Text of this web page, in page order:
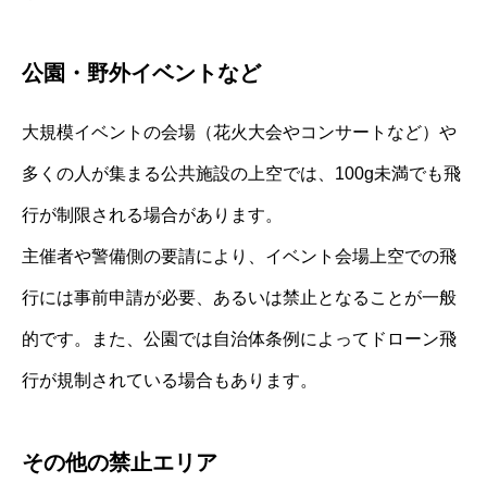
公園・野外イベントなど
大規模イベントの会場（花火大会やコンサートなど）や
多くの人が集まる公共施設の上空では、100g未満でも飛
行が制限される場合があります。
主催者や警備側の要請により、イベント会場上空での飛
行には事前申請が必要、あるいは禁止となることが一般
的です。また、公園では自治体条例によってドローン飛
行が規制されている場合もあります。
その他の禁止エリア